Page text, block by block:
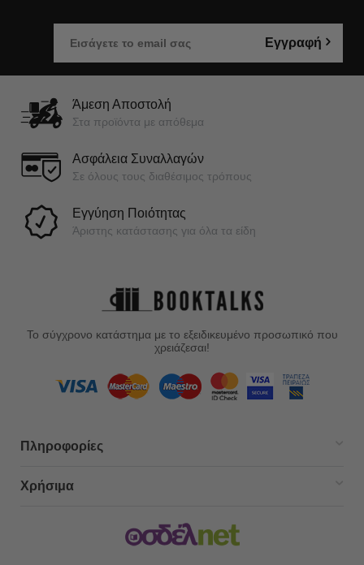
Εγγραφή
Άμεση Αποστολή
Στα προϊόντα με απόθεμα
Ασφάλεια Συναλλαγών
Σε όλους τους διαθέσιμος τρόπους
Εγγύηση Ποιότητας
Άριστης κατάστασης για όλα τα είδη
Το σύγχρονο κατάστημα με το εξειδικευμένο προσωπικό που
χρειάζεσαι!
Πληροφορίες
Χρήσιμα